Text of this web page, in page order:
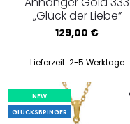
„Glück der Liebe”
129,00 €
Lieferzeit: 2-5 Werktage
NEW
GLÜCKSBRINGER